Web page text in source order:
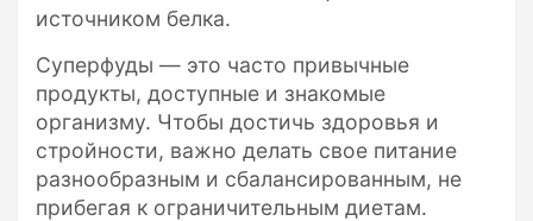
источником белка.
Суперфуды — это часто привычные
продукты, доступные и знакомые
организму. Чтобы достичь здоровья и
стройности, важно делать свое питание
разнообразным и сбалансированным, не
прибегая к ограничительным диетам.